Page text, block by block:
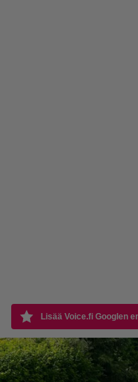
Lisää Voice.fi Googlen